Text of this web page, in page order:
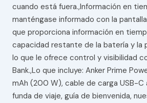
cuando está fuera.,Información en
manténgase informado con la
que proporciona información en
capacidad restante de la batería y la
lo que le ofrece control y visibilidad
Bank.,Lo que incluye: Anker Prime
mAh (200 W), cable de carga USB-C
funda de viaje, guía de bienvenida,